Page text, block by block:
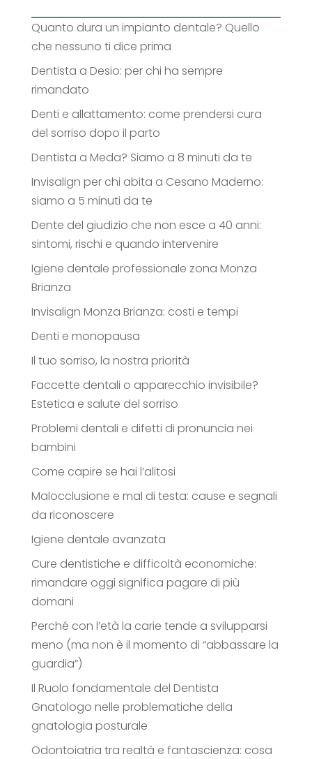
Quanto dura un impianto dentale? Quello
che nessuno ti dice prima
Dentista a Desio: per chi ha sempre
rimandato
Denti e allattamento: come prendersi cura
del sorriso dopo il parto
Dentista a Meda? Siamo a 8 minuti da te
Invisalign per chi abita a Cesano Maderno:
siamo a 5 minuti da te
Dente del giudizio che non esce a 40 anni:
sintomi, rischi e quando intervenire
Igiene dentale professionale zona Monza
Brianza
Invisalign Monza Brianza: costi e tempi
Denti e monopausa
Il tuo sorriso, la nostra priorità
Faccette dentali o apparecchio invisibile?
Estetica e salute del sorriso
Problemi dentali e difetti di pronuncia nei
bambini
Come capire se hai l’alitosi
Malocclusione e mal di testa: cause e segnali
da riconoscere
Igiene dentale avanzata
Cure dentistiche e difficoltà economiche:
rimandare oggi significa pagare di più
domani
Perché con l’età la carie tende a svilupparsi
meno (ma non è il momento di “abbassare la
guardia”)
Il Ruolo fondamentale del Dentista
Gnatologo nelle problematiche della
gnatologia posturale
Odontoiatria tra realtà e fantascienza: cosa